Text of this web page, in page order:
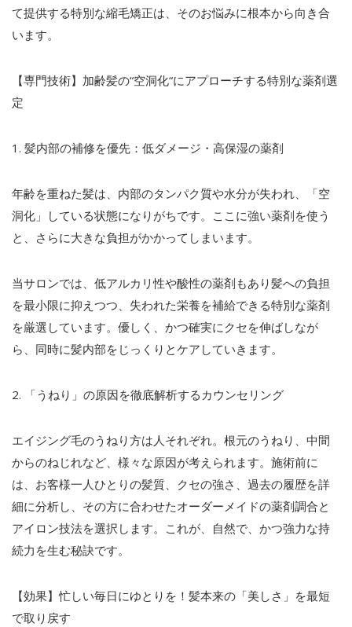
て提供する特別な縮毛矯正は、そのお悩みに根本から向き合
います。
【専門技術】加齢髪の“空洞化“にアプローチする特別な薬剤選
定
1. 髪内部の補修を優先：低ダメージ・高保湿の薬剤
年齢を重ねた髪は、内部のタンパク質や水分が失われ、「空
洞化」している状態になりがちです。ここに強い薬剤を使う
と、さらに大きな負担がかかってしまいます。
当サロンでは、低アルカリ性や酸性の薬剤もあり髪への負担
を最小限に抑えつつ、失われた栄養を補給できる特別な薬剤
を厳選しています。優しく、かつ確実にクセを伸ばしなが
ら、同時に髪内部をじっくりとケアしていきます。
2. 「うねり」の原因を徹底解析するカウンセリング
エイジング毛のうねり方は人それぞれ。根元のうねり、中間
からのねじれなど、様々な原因が考えられます。施術前に
は、お客様一人ひとりの髪質、クセの強さ、過去の履歴を詳
細に分析し、その方に合わせたオーダーメイドの薬剤調合と
アイロン技法を選択します。これが、自然で、かつ強力な持
続力を生む秘訣です。
【効果】忙しい毎日にゆとりを！髪本来の「美しさ」を最短
で取り戻す